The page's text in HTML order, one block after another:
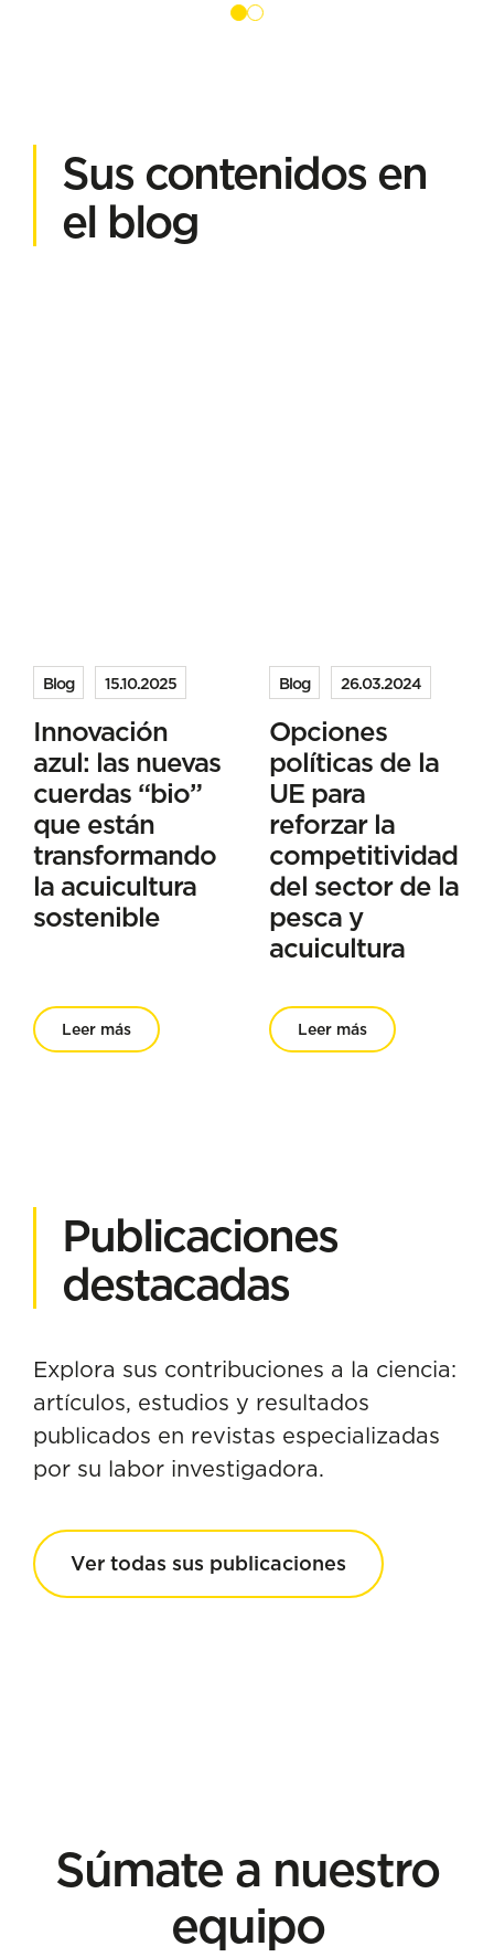
Sus contenidos en
el blog
Blog 15.10.2025
Innovación
azul: las nuevas
cuerdas “bio”
que están
transformando
la acuicultura
sostenible
Leer más
Blog 26.03.2024
Opciones
políticas de la
UE para
reforzar la
competitividad
del sector de la
pesca y
acuicultura
Leer más
Publicaciones
destacadas
Explora sus contribuciones a la ciencia:
artículos, estudios y resultados
publicados en revistas especializadas
por su labor investigadora.
Ver todas sus publicaciones
Súmate a nuestro
equipo